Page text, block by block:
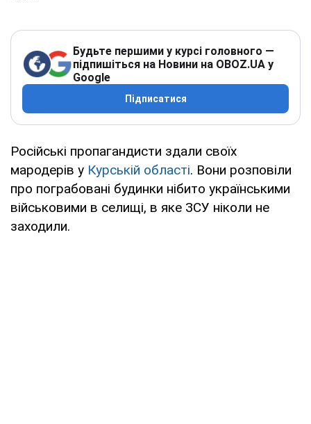
Будьте першими у курсі головного —
підпишіться на Новини на OBOZ.UA у
Google
Підписатися
Російські пропагандисти здали своїх
мародерів у Курській області. Вони розповіли
про пограбовані будинки нібито українськими
військовими в селищі, в яке ЗСУ ніколи не
заходили.